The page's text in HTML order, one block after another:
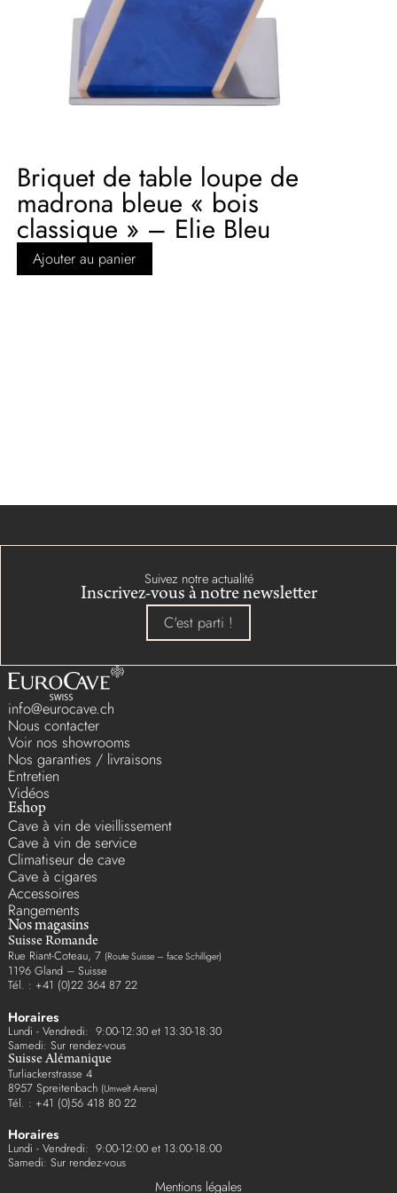
Briquet de table loupe de
madrona bleue « bois
classique » – Elie Bleu
Ajouter au panier
Suivez notre actualité
Inscrivez-vous à notre newsletter
C'est parti !
info@eurocave.ch
Nous contacter
Voir nos showrooms
Nos garanties / livraisons
Entretien
Vidéos
Eshop
Cave à vin de vieillissement
Cave à vin de service
Climatiseur de cave
Cave à cigares
Accessoires
Rangements
Nos magasins
Suisse Romande
Rue Riant-Coteau, 7 (Route Suisse – face Schilliger)
1196 Gland – Suisse
Tél. : +41 (0)22 364 87 22
Horaires
Lundi - Vendredi: 9:00-12:30 et 13:30-18:30
Samedi: Sur rendez-vous
Suisse Alémanique
Turliackerstrasse 4
8957 Spreitenbach (Umwelt Arena)
Tél. : +41 (0)56 418 80 22
Horaires
Lundi - Vendredi: 9:00-12:00 et 13:00-18:00
Samedi: Sur rendez-vous
Mentions légales